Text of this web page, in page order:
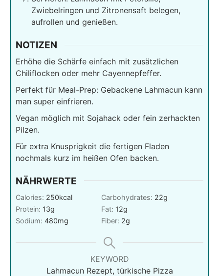
Zwiebelringen und Zitronensaft belegen,
aufrollen und genießen.
NOTIZEN
Erhöhe die Schärfe einfach mit zusätzlichen
Chiliflocken oder mehr Cayennepfeffer.
Perfekt für Meal-Prep: Gebackene Lahmacun kann
man super einfrieren.
Vegan möglich mit Sojahack oder fein zerhackten
Pilzen.
Für extra Knusprigkeit die fertigen Fladen
nochmals kurz im heißen Ofen backen.
NÄHRWERTE
Calories: 250kcal Carbohydrates: 22g
Protein: 13g Fat: 12g
Sodium: 480mg Fiber: 2g
KEYWORD
Lahmacun Rezept, türkische Pizza